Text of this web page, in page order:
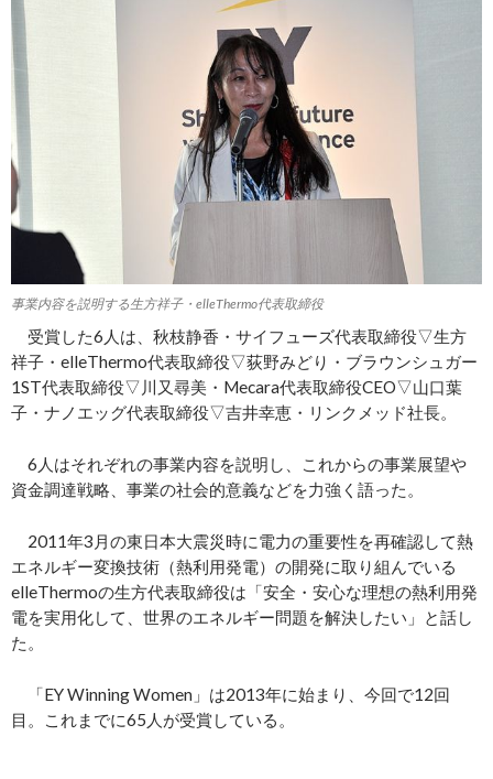
事業内容を説明する生方祥子・elleThermo代表取締役
受賞した6人は、秋枝静香・サイフューズ代表取締役▽生方
祥子・elleThermo代表取締役▽荻野みどり・ブラウンシュガー
1ST代表取締役▽川又尋美・Mecara代表取締役CEO▽山口葉
子・ナノエッグ代表取締役▽吉井幸恵・リンクメッド社長。
6人はそれぞれの事業内容を説明し、これからの事業展望や
資金調達戦略、事業の社会的意義などを力強く語った。
2011年3月の東日本大震災時に電⼒の重要性を再確認して熱
エネルギー変換技術（熱利用発電）の開発に取り組んでいる
elleThermoの生方代表取締役は「安全・安心な理想の熱利用発
電を実用化して、世界のエネルギー問題を解決したい」と話し
た。
「EY Winning Women」は2013年に始まり、今回で12回
目。これまでに65人が受賞している。